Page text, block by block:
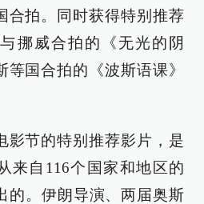
合拍。同时获得特别推荐
挪威合拍的《无光的阴
国合拍的《波斯语课》
影节的特别推荐影片，是
来自116个国家和地区的
的。伊朗导演、两届奥斯